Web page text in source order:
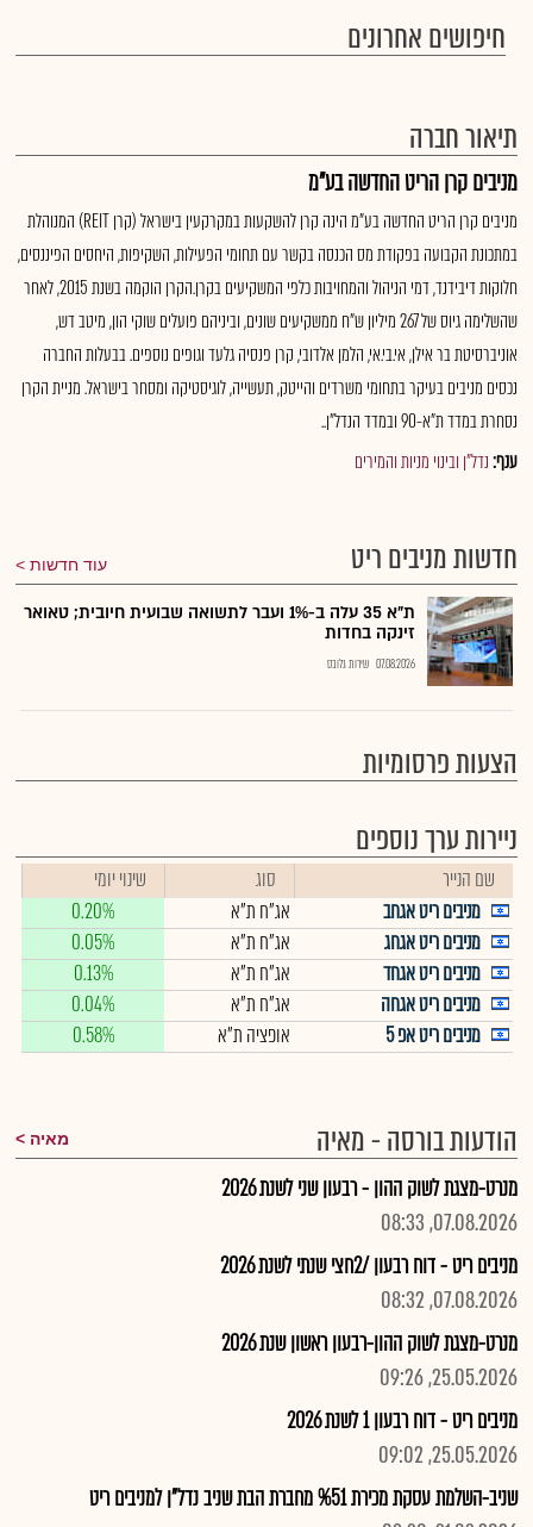
חיפושים אחרונים
תיאור חברה
מניבים קרן הריט החדשה בע"מ
מניבים קרן הריט החדשה בע"מ הינה קרן להשקעות במקרקעין בישראל (קרן REIT) המנוהלת
במתכונת הקבועה בפקודת מס הכנסה בקשר עם תחומי הפעילות, השקיפות, היחסים הפיננסים,
חלוקות דיבידנד, דמי הניהול והמחויבות כלפי המשקיעים בקרן.הקרן הוקמה בשנת 2015, לאחר
שהשלימה גיוס של 267 מיליון ש"ח ממשקיעים שונים, וביניהם פועלים שוקי הון, מיטב דש,
אוניברסיטת בר אילן, אי.בי.אי, הלמן אלדובי, קרן פנסיה גלעד וגופים נוספים. בבעלות החברה
נכסים מניבים בעיקר בתחומי משרדים והייטק, תעשייה, לוגיסטיקה ומסחר בישראל. מניית הקרן
נסחרת במדד ת"א-90 ובמדד הנדל"ן..
ענף:נדל"ן ובינוי מניות והמירים
חדשות מניבים ריט עוד חדשות
ת"א 35 עלה ב-1% ועבר לתשואה שבועית חיובית; טאואר
זינקה בחדות
07.08.2026 שירות גלובס
הצעות פרסומיות
ניירות ערך נוספים
שם הנייר סוג
שינוי יומי
מניבים ריט אגחב
אג"ח ת"א
0.20%
מניבים ריט אגחג
אג"ח ת"א
0.05%
מניבים ריט אגחד
אג"ח ת"א
0.13%
מניבים ריט אגחה
אג"ח ת"א
0.04%
מניבים ריט אפ 5
אופציה ת"א 0.58%
הודעות בורסה - מאיה מאיה
מנרט-מצגת לשוק ההון - רבעון שני לשנת 2026
07.08.2026, 08:33
מניבים ריט - דוח רבעון /2חצי שנתי לשנת 2026
07.08.2026, 08:32
מנרט-מצגת לשוק ההון-רבעון ראשון שנת 2026
25.05.2026, 09:26
מניבים ריט - דוח רבעון 1 לשנת 2026
25.05.2026, 09:02
שניב-השלמת עסקת מכירת %51 מחברת הבת שניב נדל"ן למניבים ריט